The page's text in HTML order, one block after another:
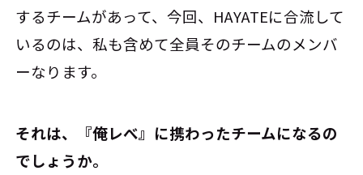
するチームがあって、今回、HAYATEに合流して
いるのは、私も含めて全員そのチームのメンバ
ーなります。
――それは、『俺レべ』に携わったチームになるの
でしょうか。